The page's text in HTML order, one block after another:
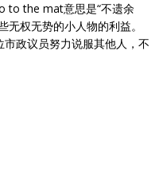
to the mat意思是“不遗余
无权无势的小人物的利益。
政议员努力说服其他人，不